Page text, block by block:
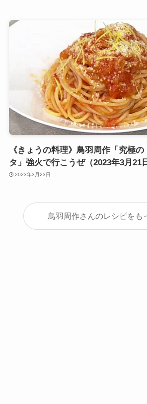
《きょうの料理》鳥羽周作「究極
タ」強火で行こうぜ（2023年3月21
2023年3月23日
鳥羽周作さんのレシピをも